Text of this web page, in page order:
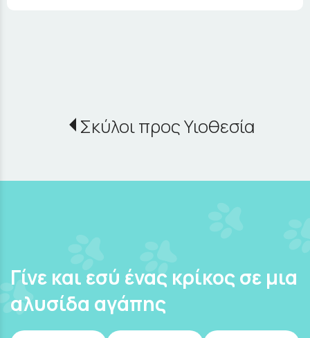
Σκύλοι προς Υιοθεσία
Γίνε και εσύ ένας κρίκος σε μια
αλυσίδα αγάπης